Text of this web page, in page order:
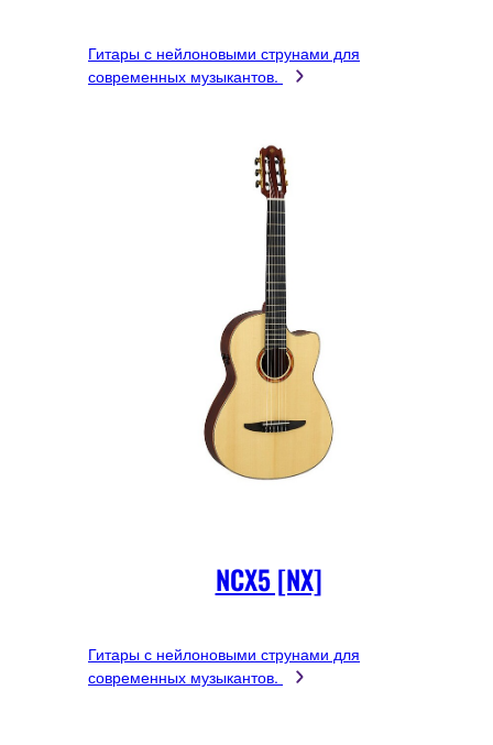
Гитары с нейлоновыми струнами для
современных музыкантов.
NCX5 [NX]
Гитары с нейлоновыми струнами для
современных музыкантов.